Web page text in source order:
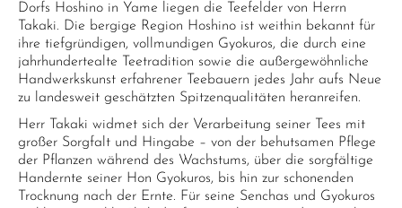
Dorfs Hoshino in Yame liegen die Teefelder von Herrn
Takaki. Die bergige Region Hoshino ist weithin bekannt für
ihre tiefgründigen, vollmundigen Gyokuros, die durch eine
jahrhundertealte Teetradition sowie die außergewöhnliche
Handwerkskunst erfahrener Teebauern jedes Jahr aufs Neue
zu landesweit geschätzten Spitzenqualitäten heranreifen.
Herr Takaki widmet sich der Verarbeitung seiner Tees mit
großer Sorgfalt und Hingabe – von der behutsamen Pflege
der Pflanzen während des Wachstums, über die sorgfältige
Handernte seiner Hon Gyokuros, bis hin zur schonenden
Trocknung nach der Ernte. Für seine Senchas und Gyokuros